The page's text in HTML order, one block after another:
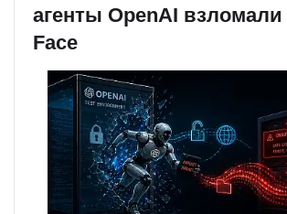
агенты OpenAI
Face